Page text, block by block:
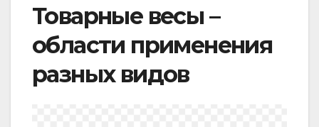
Товарные весы –
области применения
разных видов